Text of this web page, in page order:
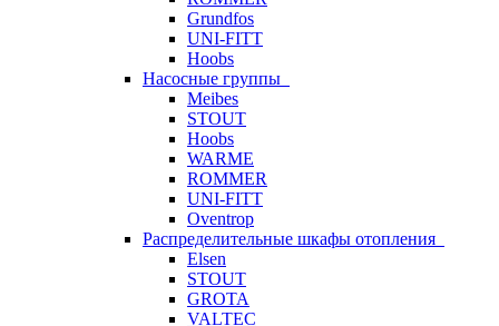
Grundfos
UNI-FITT
Hoobs
Насосные группы
Meibes
STOUT
Hoobs
WARME
ROMMER
UNI-FITT
Oventrop
Распределительные шкафы отопления
Elsen
STOUT
GROTA
VALTEC